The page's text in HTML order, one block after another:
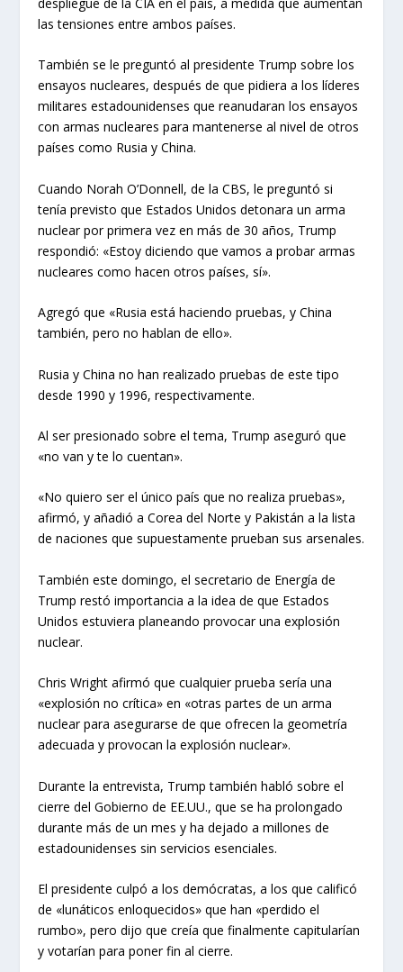
las tensiones entre ambos países.
También se le preguntó al presidente Trump sobre los
ensayos nucleares, después de que pidiera a los líderes
militares estadounidenses que reanudaran los ensayos
con armas nucleares para mantenerse al nivel de otros
países como Rusia y China.
Cuando Norah O’Donnell, de la CBS, le preguntó si
tenía previsto que Estados Unidos detonara un arma
nuclear por primera vez en más de 30 años, Trump
respondió: «Estoy diciendo que vamos a probar armas
nucleares como hacen otros países, sí».
Agregó que «Rusia está haciendo pruebas, y China
también, pero no hablan de ello».
Rusia y China no han realizado pruebas de este tipo
desde 1990 y 1996, respectivamente.
Al ser presionado sobre el tema, Trump aseguró que
«no van y te lo cuentan».
«No quiero ser el único país que no realiza pruebas»,
afirmó, y añadió a Corea del Norte y Pakistán a la lista
de naciones que supuestamente prueban sus arsenales.
También este domingo, el secretario de Energía de
Trump restó importancia a la idea de que Estados
Unidos estuviera planeando provocar una explosión
nuclear.
Chris Wright afirmó que cualquier prueba sería una
«explosión no crítica» en «otras partes de un arma
nuclear para asegurarse de que ofrecen la geometría
adecuada y provocan la explosión nuclear».
Durante la entrevista, Trump también habló sobre el
cierre del Gobierno de EE.UU., que se ha prolongado
durante más de un mes y ha dejado a millones de
estadounidenses sin servicios esenciales.
El presidente culpó a los demócratas, a los que calificó
de «lunáticos enloquecidos» que han «perdido el
rumbo», pero dijo que creía que finalmente capitularían
y votarían para poner fin al cierre.